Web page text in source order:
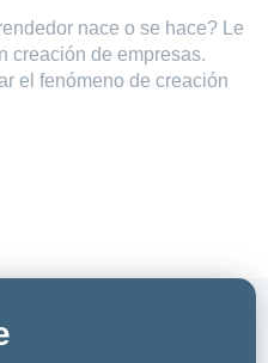
nace o se hace? Le
creación de empresas.
el fenómeno de creación